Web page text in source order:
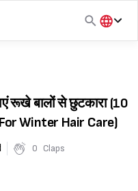
हिंदी
रूखे बालों से छुटकारा (10
Winter Hair Care)
0 Claps